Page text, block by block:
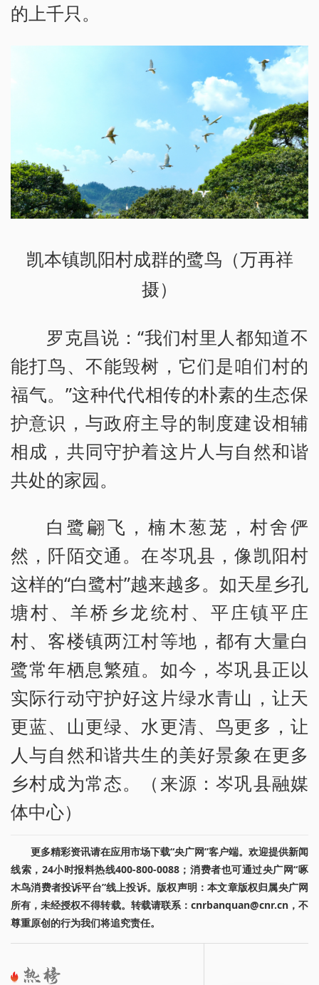
的上千只。
凯本镇凯阳村成群的鹭鸟（万再祥
摄）
罗克昌说：“我们村里人都知道不
能打鸟、不能毁树，它们是咱们村的
福气。”这种代代相传的朴素的生态保
护意识，与政府主导的制度建设相辅
相成，共同守护着这片人与自然和谐
共处的家园。
白鹭翩飞，楠木葱茏，村舍俨
然，阡陌交通。在岑巩县，像凯阳村
这样的“白鹭村”越来越多。如天星乡孔
塘村、羊桥乡龙统村、平庄镇平庄
村、客楼镇两江村等地，都有大量白
鹭常年栖息繁殖。如今，岑巩县正以
实际行动守护好这片绿水青山，让天
更蓝、山更绿、水更清、鸟更多，让
人与自然和谐共生的美好景象在更多
乡村成为常态。（来源：岑巩县融媒
体中心）
更多精彩资讯请在应用市场下载“央广网”客户端。欢迎提供新闻
线索，24小时报料热线400-800-0088；消费者也可通过央广网“啄
木鸟消费者投诉平台”线上投诉。版权声明：本文章版权归属央广网
所有，未经授权不得转载。转载请联系：cnrbanquan@cnr.cn，不
尊重原创的行为我们将追究责任。